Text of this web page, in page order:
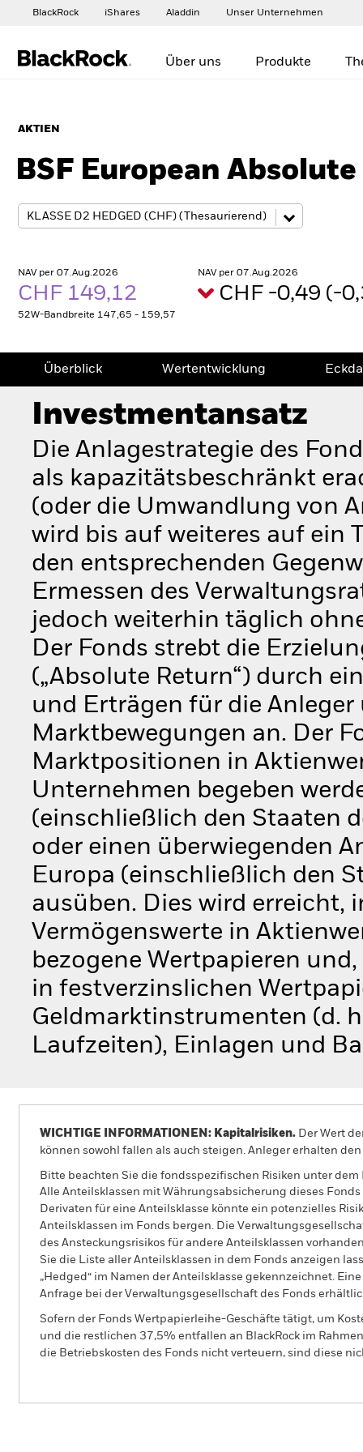
BlackRock iShares Aladdin Unser Unternehmen
Über uns Produkte
AKTIEN
BSF European
NAV per 07.Aug.2026
CHF 149,12
52W-Bandbreite 147,65 - 159,57
NAV per 07.Aug.2026
CHF -0,49 (-
Überblick Wertentwicklung
Investmentansatz
Die Anlagestrategie des
als kapazitätsbeschränkt
(oder die Umwandlung von
wird bis auf weiteres auf ein
den entsprechenden
Ermessen des
jedoch weiterhin täglich
Der Fonds strebt die
(„Absolute Return“) durch
und Erträgen für die
Marktbewegungen an. Der
Marktpositionen in
Unternehmen begeben
(einschließlich den Staaten
oder einen überwiegenden
Europa (einschließlich den
ausüben. Dies wird erreicht,
Vermögenswerte in
bezogene Wertpapieren
in festverzinslichen
Geldmarktinstrumenten (d.
Laufzeiten), Einlagen und
WICHTIGE INFORMATIONEN: Kapitalrisiken. Der Wert
können sowohl fallen als auch steigen. Anleger erhalten
Bitte beachten Sie die fondsspezifischen Risiken unter dem
Alle Anteilsklassen mit Währungsabsicherung dieses
Derivaten für eine Anteilsklasse könnte ein potenzielles
Anteilsklassen im Fonds bergen. Die
des Ansteckungsrisikos für andere Anteilsklassen
Sie die Liste aller Anteilsklassen in dem Fonds anzeigen
„Hedged“ im Namen der Anteilsklasse gekennzeichnet.
Anfrage bei der Verwaltungsgesellschaft des Fonds
Sofern der Fonds Wertpapierleihe-Geschäfte tätigt, um
und die restlichen 37,5% entfallen an BlackRock im
die Betriebskosten des Fonds nicht verteuern, sind diese